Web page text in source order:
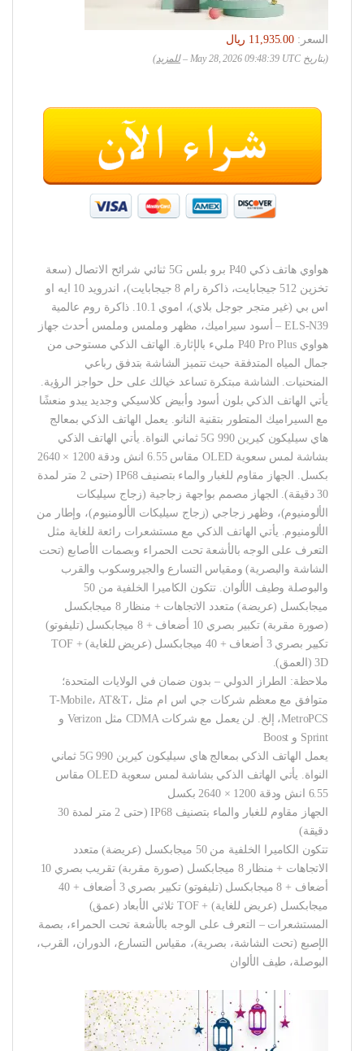
السعر:
‏11,935.00 ريال
(بتاريخ May 28, 2026 09:48:39 UTC – للمزيد)
هواوي هاتف ذكي P40 برو بلس 5G ثنائي شرائح الاتصال (سعة
تخزين 512 جيجابايت، ذاكرة رام 8 جيجابايت)، اندرويد 10 ايه او
اس بي (غير متجر جوجل بلاي)، اموي 10.1. ذاكرة روم عالمية
ELS-N39 – أسود سيراميك، مظهر وملمس وملمس أحدث جهاز
هواوي P40 Pro Plus مليء بالإثارة. الهاتف الذكي مستوحى من
جمال المياه المتدفقة حيث تتميز الشاشة بتدفق رباعي
المنحنيات. الشاشة مبتكرة تساعد خيالك على حل حواجز الرؤية.
يأتي الهاتف الذكي بلون أسود وأبيض كلاسيكي وجديد يبدو منعشًا
مع السيراميك المتطور بتقنية النانو. يعمل الهاتف الذكي بمعالج
هاي سيليكون كيرين 990 5G ثماني النواة. يأتي الهاتف الذكي
بشاشة لمس سعوية OLED مقاس 6.55 انش ودقة 1200 × 2640
بكسل. الجهاز مقاوم للغبار والماء بتصنيف IP68 (حتى 2 متر لمدة
30 دقيقة). الجهاز مصمم بواجهة زجاجية (زجاج سيليكات
الألومنيوم)، وظهر زجاجي (زجاج سيليكات الألومنيوم)، وإطار من
الألومنيوم. يأتي الهاتف الذكي مع مستشعرات رائعة للغاية مثل
التعرف على الوجه بالأشعة تحت الحمراء وبصمات الأصابع (تحت
الشاشة والبصرية) ومقياس التسارع والجيروسكوب والقرب
والبوصلة وطيف الألوان. تتكون الكاميرا الخلفية من 50
ميجابكسل (عريضة) متعدد الاتجاهات + منظار 8 ميجابكسل
(صورة مقربة) تكبير بصري 10 أضعاف + 8 ميجابكسل (تليفوتو)
تكبير بصري 3 أضعاف + 40 ميجابكسل (عريض للغاية) + TOF
3D (العمق).
ملاحظة: الطراز الدولي – بدون ضمان في الولايات المتحدة؛
متوافق مع معظم شركات جي اس ام مثل T-Mobile، AT&T،
MetroPCS، إلخ. لن يعمل مع شركات CDMA مثل Verizon و
Sprint و Boost
يعمل الهاتف الذكي بمعالج هاي سيليكون كيرين 990 5G ثماني
النواة. يأتي الهاتف الذكي بشاشة لمس سعوية OLED مقاس
6.55 انش ودقة 1200 × 2640 بكسل
الجهاز مقاوم للغبار والماء بتصنيف IP68 (حتى 2 متر لمدة 30
دقيقة)
تتكون الكاميرا الخلفية من 50 ميجابكسل (عريضة) متعدد
الاتجاهات + منظار 8 ميجابكسل (صورة مقربة) تقريب بصري 10
أضعاف + 8 ميجابكسل (تليفوتو) تكبير بصري 3 أضعاف + 40
ميجابكسل (عريض للغاية) + TOF ثلاثي الأبعاد (عمق)
المستشعرات – التعرف على الوجه بالأشعة تحت الحمراء، بصمة
الإصبع (تحت الشاشة، بصرية)، مقياس التسارع، الدوران، القرب،
البوصلة، طيف الألوان